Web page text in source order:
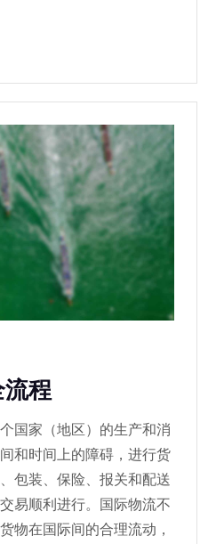
流程
国家（地区）的生产和消
和时间上的障碍，进行货
包装、保险、报关和配送
易顺利进行。国际物流不
物在国际间的合理流动，